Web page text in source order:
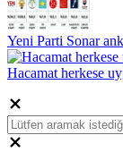
Yeni Parti Sonar
Hacamat herkese